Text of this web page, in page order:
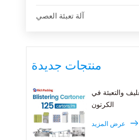
آلة تعبئة العصي
منتجات جديدة
والتعبئة في
الكرتون
عرض المزيد